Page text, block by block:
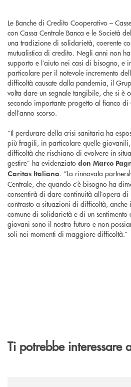
Le Banche di Credito Cooperativo –
con Cassa Centrale Banca e le Società
una tradizione di solidarietà, coerente
mutualistica di credito. Negli anni non
supporto e l’aiuto nei casi di bisogno, e
particolare per il notevole incremento
difficoltà causate dalla pandemia, il
volta dare un segnale tangibile, che si è
secondo importante progetto al fianco
dell’anno scorso.
“Il perdurare della crisi sanitaria ha
più fragili, in particolare quelle
difficoltà che rischiano di evolvere in
gestire” ha evidenziato don Marco
Caritas Italiana. “La rinnovata
Centrale, che quando c’è bisogno ha
consentirà di dare continuità all’opera
contrasto a situazioni di difficoltà, anche
comune di solidarietà e di un
giovani sono il nostro futuro e non
soli nei momenti di maggiore difficoltà.”
Ti potrebbe interessare